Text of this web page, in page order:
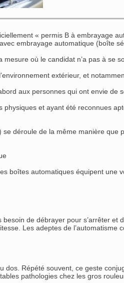
« permis B à embrayage
embrayage automatique (boîte
où le candidat n’a pas à se
extérieur, et
aux personnes qui ont envie
et ayant été reconnues
se déroule de la même manière
boîtes automatiques équipent une
de débrayer pour s’arrêter
Les adeptes de
dos. Répété souvent, ce geste
pathologies chez les gros